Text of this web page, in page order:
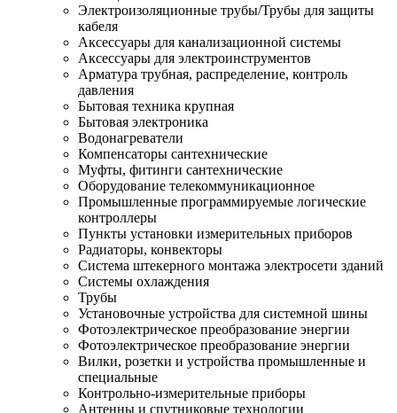
Электроизоляционные трубы/Трубы для защиты
кабеля
Аксессуары для канализационной системы
Аксессуары для электроинструментов
Арматура трубная, распределение, контроль
давления
Бытовая техника крупная
Бытовая электроника
Водонагреватели
Компенсаторы сантехнические
Муфты, фитинги сантехнические
Оборудование телекоммуникационное
Промышленные программируемые логические
контроллеры
Пункты установки измерительных приборов
Радиаторы, конвекторы
Система штекерного монтажа электросети зданий
Системы охлаждения
Трубы
Установочные устройства для системной шины
Фотоэлектрическое преобразование энергии
Фотоэлектрическое преобразование энергии
Вилки, розетки и устройства промышленные и
специальные
Контрольно-измерительные приборы
Антенны и спутниковые технологии